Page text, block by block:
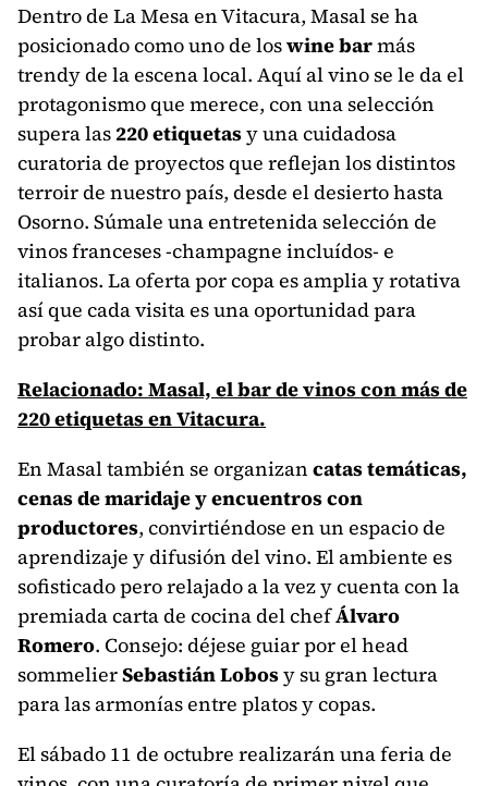
Dentro de La Mesa en Vitacura, Masal se ha
posicionado como uno de loswine barmás
trendy de la escena local. Aquí al vino se le da el
protagonismo que merece, con una selección
supera las 220 etiquetasy una cuidadosa
curatoria de proyectos que reflejan los distintos
terroir de nuestro país, desde el desierto hasta
Osorno. Súmale una entretenida selección de
vinos franceses -champagne incluídos- e
italianos. La oferta por copa es amplia y rotativa
así que cada visita es una oportunidad para
probar algo distinto.
Relacionado: Masal, el bar de vinos con más de
220 etiquetas en Vitacura.
En Masal también se organizan catas temáticas,
cenas de maridaje y encuentros con
productores, convirtiéndose en un espacio de
aprendizaje y difusión del vino. El ambiente es
sofisticado pero relajado a la vez y cuenta con la
premiada carta de cocina del chefÁlvaro
Romero. Consejo: déjese guiar por el head
sommelierSebastián Lobosy su gran lectura
para las armonías entre platos y copas.
El sábado 11 de octubre realizarán una feria de